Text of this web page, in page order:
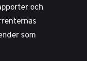
och
som